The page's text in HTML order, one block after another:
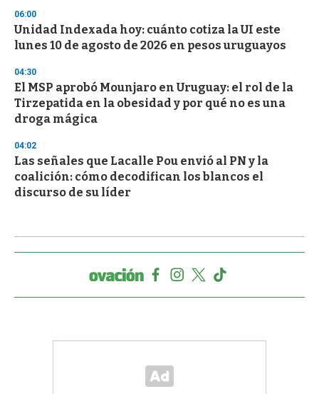
06:00
Unidad Indexada hoy: cuánto cotiza la UI este
lunes 10 de agosto de 2026 en pesos uruguayos
04:30
El MSP aprobó Mounjaro en Uruguay: el rol de la
Tirzepatida en la obesidad y por qué no es una
droga mágica
04:02
Las señales que Lacalle Pou envió al PN y la
coalición: cómo decodifican los blancos el
discurso de su líder